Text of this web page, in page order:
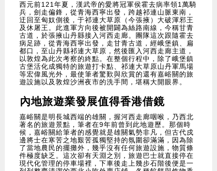
西元前121年夏，漢武帝的愛將冠軍侯霍去病率領1萬騎
兵，劍走偏鋒，從青海西寧出發，跨越祁連山脈東南，
迂回至匈奴側後，于祁連大草原（今張掖）大破渾邪王
及休屠王。此進軍方向後被開闢為絲路南線，今稱甘青
古道，於張掖山丹縣接入河西走廊。團隊這次跟隨霍去
病足跡，從青海西寧出發，走甘青古道，經峨堡鎮、扁
都口，至山丹縣祁連大草原，然後匯入河西走廊主道，
以敦煌為此次考察的終點。在整個行程中，除了峨堡鎮
古堡活化成獨特的旅遊打卡點、祁連大草原山丹軍馬場
等宏偉風光外，最使筆者驚歎與欣賞的還有嘉峪關的旅
遊設施以及敦煌沙洲夜市的洗手間，堪稱大開眼界。
內地旅遊業發展值得香港借鏡
嘉峪關是明長城西端的雄關，握河西走廊咽喉，乃西北
著名的旅遊景點，筆者在9年前曾到此地遊歷。那個時
候，嘉峪關給筆者的感覺就是雄關氣勢非凡，但古代戍
邊將士在寒苦之地艱苦孤獨堅持的氛圍卻滿滿，因為除
了當地農民的擺攤外，幾乎沒有任何旅遊設施，物質條
件極度缺乏。這次卻有天淵之別，旅遊巴士就直接停在
現代化管理的停車場裡，下車後走上幾步石階後便是一